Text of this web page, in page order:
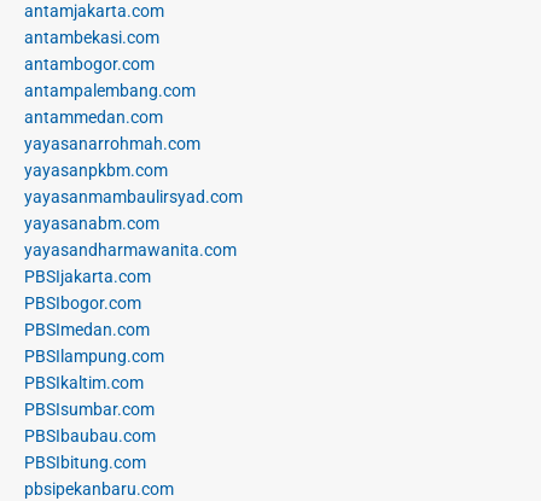
antamjakarta.com
antambekasi.com
antambogor.com
antampalembang.com
antammedan.com
yayasanarrohmah.com
yayasanpkbm.com
yayasanmambaulirsyad.com
yayasanabm.com
yayasandharmawanita.com
PBSIjakarta.com
PBSIbogor.com
PBSImedan.com
PBSIlampung.com
PBSIkaltim.com
PBSIsumbar.com
PBSIbaubau.com
PBSIbitung.com
pbsipekanbaru.com